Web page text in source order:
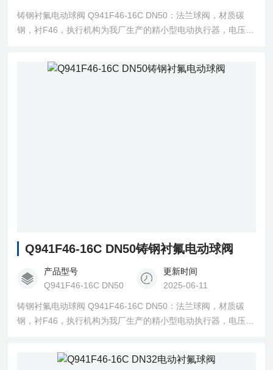
铸钢衬氟电动球阀 Q941F46-16C DN50：法兰球阀，材质碳
钢，衬F46，执行机构为我厂生产的精小型电动执行器，电压
Q941F46-16C DN50铸钢衬氟电动球阀
产品型号
Q941F46-16C DN50
更新时间
2025-06-11
铸钢衬氟电动球阀 Q941F46-16C DN50：法兰球阀，材质碳
钢，衬F46，执行机构为我厂生产的精小型电动执行器，电压
控制中使用效果Z明显。